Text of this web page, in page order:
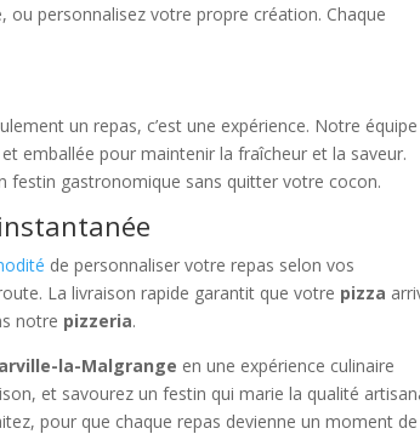
ou personnalisez votre propre création. Chaque
un repas, c’est une expérience. Notre équipe
emballée pour maintenir la fraîcheur et la saveur.
festin gastronomique sans quitter votre cocon.
de personnaliser votre repas selon vos
La livraison rapide garantit que votre pizza
notre pizzeria.
la-Malgrange en une expérience culinaire
et savourez un festin qui marie la qualité
pour que chaque repas devienne un moment